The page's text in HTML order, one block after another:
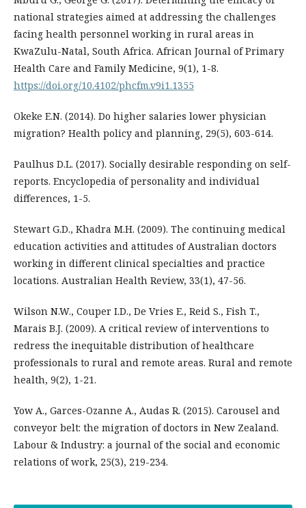
national strategies aimed at addressing the challenges
facing health personnel working in rural areas in
KwaZulu-Natal, South Africa. African Journal of Primary
Health Care and Family Medicine, 9(1), 1-8.
https://doi.org/10.4102/phcfm.v9i1.1355
Okeke E.N. (2014). Do higher salaries lower physician
migration? Health policy and planning, 29(5), 603-614.
Paulhus D.L. (2017). Socially desirable responding on self-
reports. Encyclopedia of personality and individual
differences, 1-5.
Stewart G.D., Khadra M.H. (2009). The continuing medical
education activities and attitudes of Australian doctors
working in different clinical specialties and practice
locations. Australian Health Review, 33(1), 47-56.
Wilson N.W., Couper I.D., De Vries E., Reid S., Fish T.,
Marais B.J. (2009). A critical review of interventions to
redress the inequitable distribution of healthcare
professionals to rural and remote areas. Rural and remote
health, 9(2), 1-21.
Yow A., Garces-Ozanne A., Audas R. (2015). Carousel and
conveyor belt: the migration of doctors in New Zealand.
Labour & Industry: a journal of the social and economic
relations of work, 25(3), 219-234.